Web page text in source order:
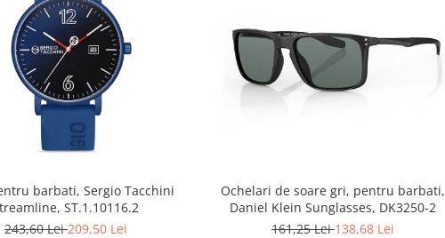
barbati, Sergio Tacchini
ST.1.10116.2
243,60 Lei209,50 Lei
Ochelari de soare gri, pentru barbati,
Daniel Klein Sunglasses, DK3250-2
161,25 Lei138,68 Lei